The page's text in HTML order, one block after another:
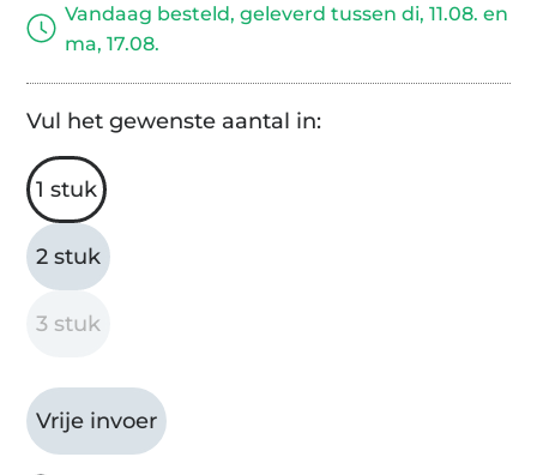
Vandaag besteld, geleverd tussen di, 11.08. en
ma, 17.08.
Vul het gewenste aantal in:
1 stuk
2 stuk
3 stuk
Vrije invoer